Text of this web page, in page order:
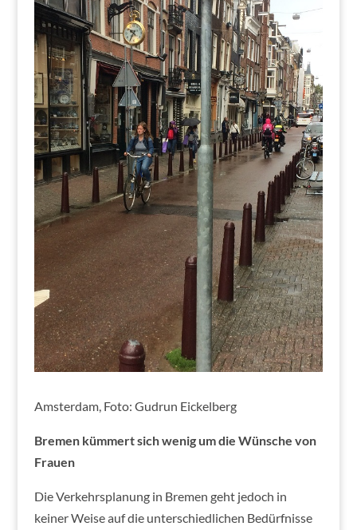
Amsterdam, Foto: Gudrun Eickelberg
Bremen kümmert sich wenig um die Wünsche von
Frauen
Die Verkehrsplanung in Bremen geht jedoch in
keiner Weise auf die unterschiedlichen Bedürfnisse